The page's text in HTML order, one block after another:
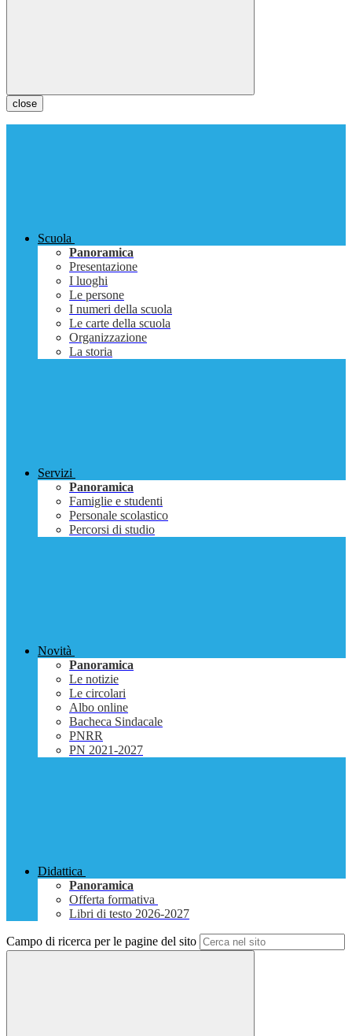
close
Scuola
Panoramica
Presentazione
I luoghi
Le persone
I numeri della scuola
Le carte della scuola
Organizzazione
La storia
Servizi
Panoramica
Famiglie e studenti
Personale scolastico
Percorsi di studio
Novità
Panoramica
Le notizie
Le circolari
Albo online
Bacheca Sindacale
PNRR
PN 2021-2027
Didattica
Panoramica
Offerta formativa
Libri di testo 2026-2027
Campo di ricerca per le pagine del sito